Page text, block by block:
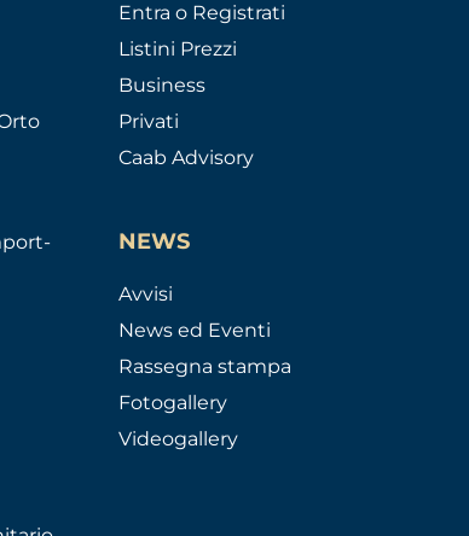
Entra o Registrati
Listini Prezzi
Business
Privati
Caab Advisory
NEWS
Avvisi
News ed Eventi
Rassegna stampa
Fotogallery
Videogallery